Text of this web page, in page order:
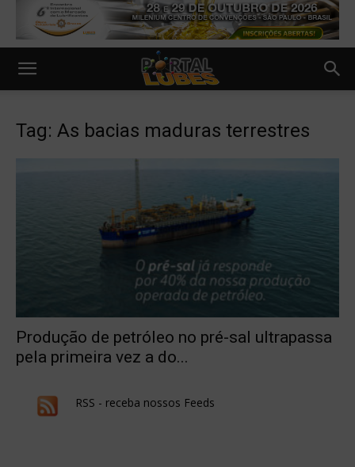
Tag: As bacias maduras terrestres
Produção de petróleo no pré-sal ultrapassa
pela primeira vez a do...
RSS - receba nossos Feeds